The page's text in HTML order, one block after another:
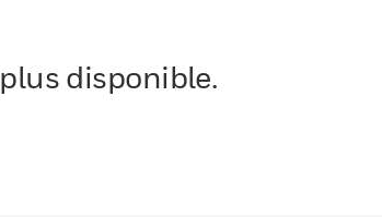
disponible.